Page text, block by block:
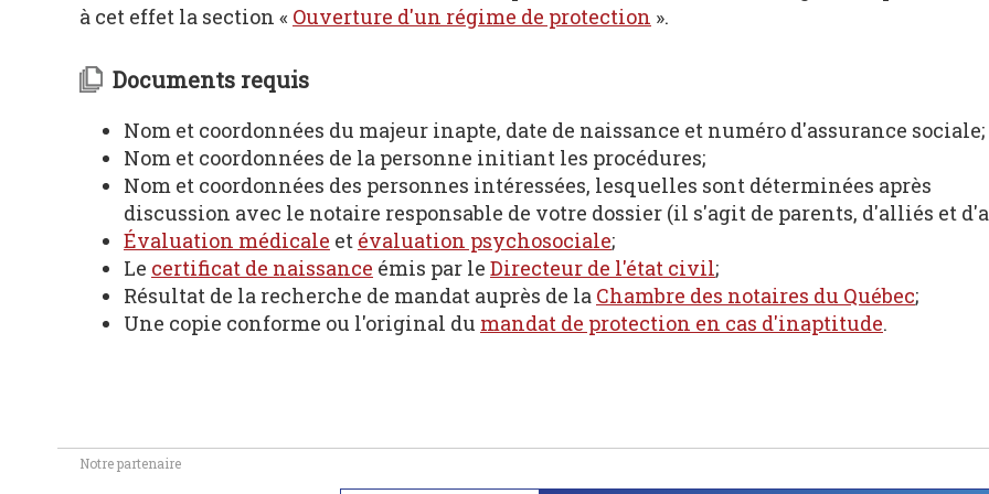
à cet effet la section « Ouverture d'un régime de protection ».
Documents requis
Nom et coordonnées du majeur inapte, date de naissance et numéro d'assurance sociale;
Nom et coordonnées de la personne initiant les procédures;
Nom et coordonnées des personnes intéressées, lesquelles sont déterminées après
discussion avec le notaire responsable de votre dossier (il s'agit de parents, d'alliés et
Évaluation médicale et évaluation psychosociale;
Le certificat de naissance émis par le Directeur de l'état civil;
Résultat de la recherche de mandat auprès de la Chambre des notaires du Québec;
Une copie conforme ou l'original du mandat de protection en cas d'inaptitude.
Notre partenaire